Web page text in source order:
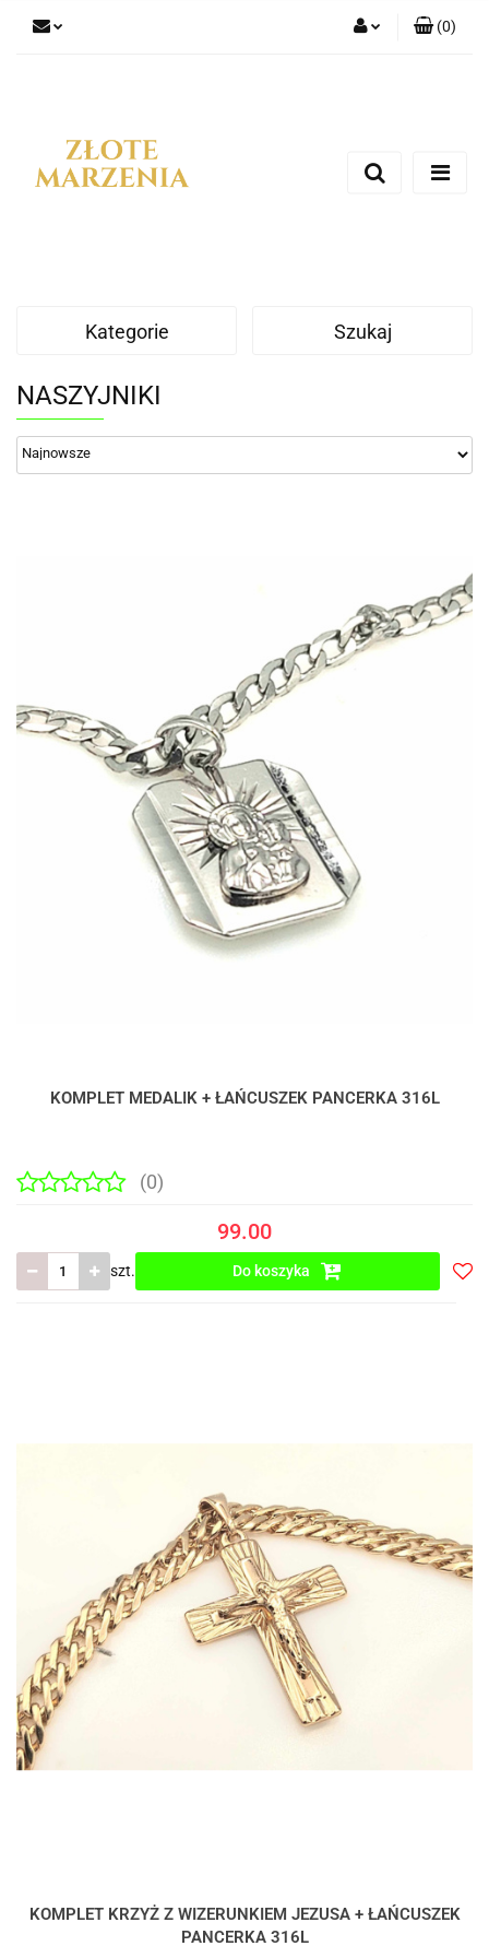
(0)
Kategorie Szukaj
NASZYJNIKI
KOMPLET MEDALIK + ŁAŃCUSZEK PANCERKA 316L
(0)
99.00
szt. Do koszyka
KOMPLET KRZYŻ Z WIZERUNKIEM JEZUSA + ŁAŃCUSZEK
PANCERKA 316L